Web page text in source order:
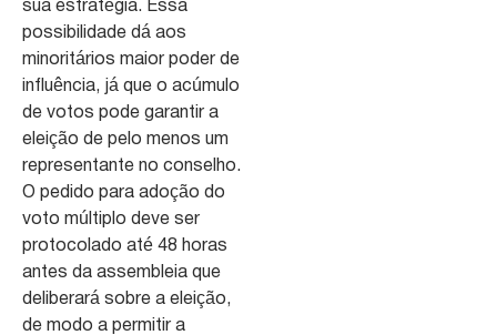
sua estratégia. Essa
possibilidade dá aos
minoritários maior poder de
influência, já que o acúmulo
de votos pode garantir a
eleição de pelo menos um
representante no conselho.
O pedido para adoção do
voto múltiplo deve ser
protocolado até 48 horas
antes da assembleia que
deliberará sobre a eleição,
de modo a permitir a